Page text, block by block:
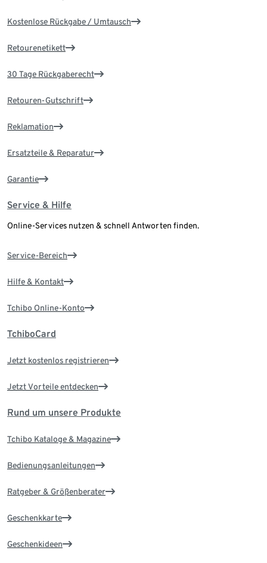
Kostenlose Rückgabe / Umtausch
Retourenetikett
30 Tage Rückgaberecht
Retouren-Gutschrift
Reklamation
Ersatzteile & Reparatur
Garantie
Service & Hilfe
Online-Services nutzen & schnell Antworten finden.
Service-Bereich
Hilfe & Kontakt
Tchibo Online-Konto
TchiboCard
Jetzt kostenlos registrieren
Jetzt Vorteile entdecken
Rund um unsere Produkte
Tchibo Kataloge & Magazine
Bedienungsanleitungen
Ratgeber & Größenberater
Geschenkkarte
Geschenkideen